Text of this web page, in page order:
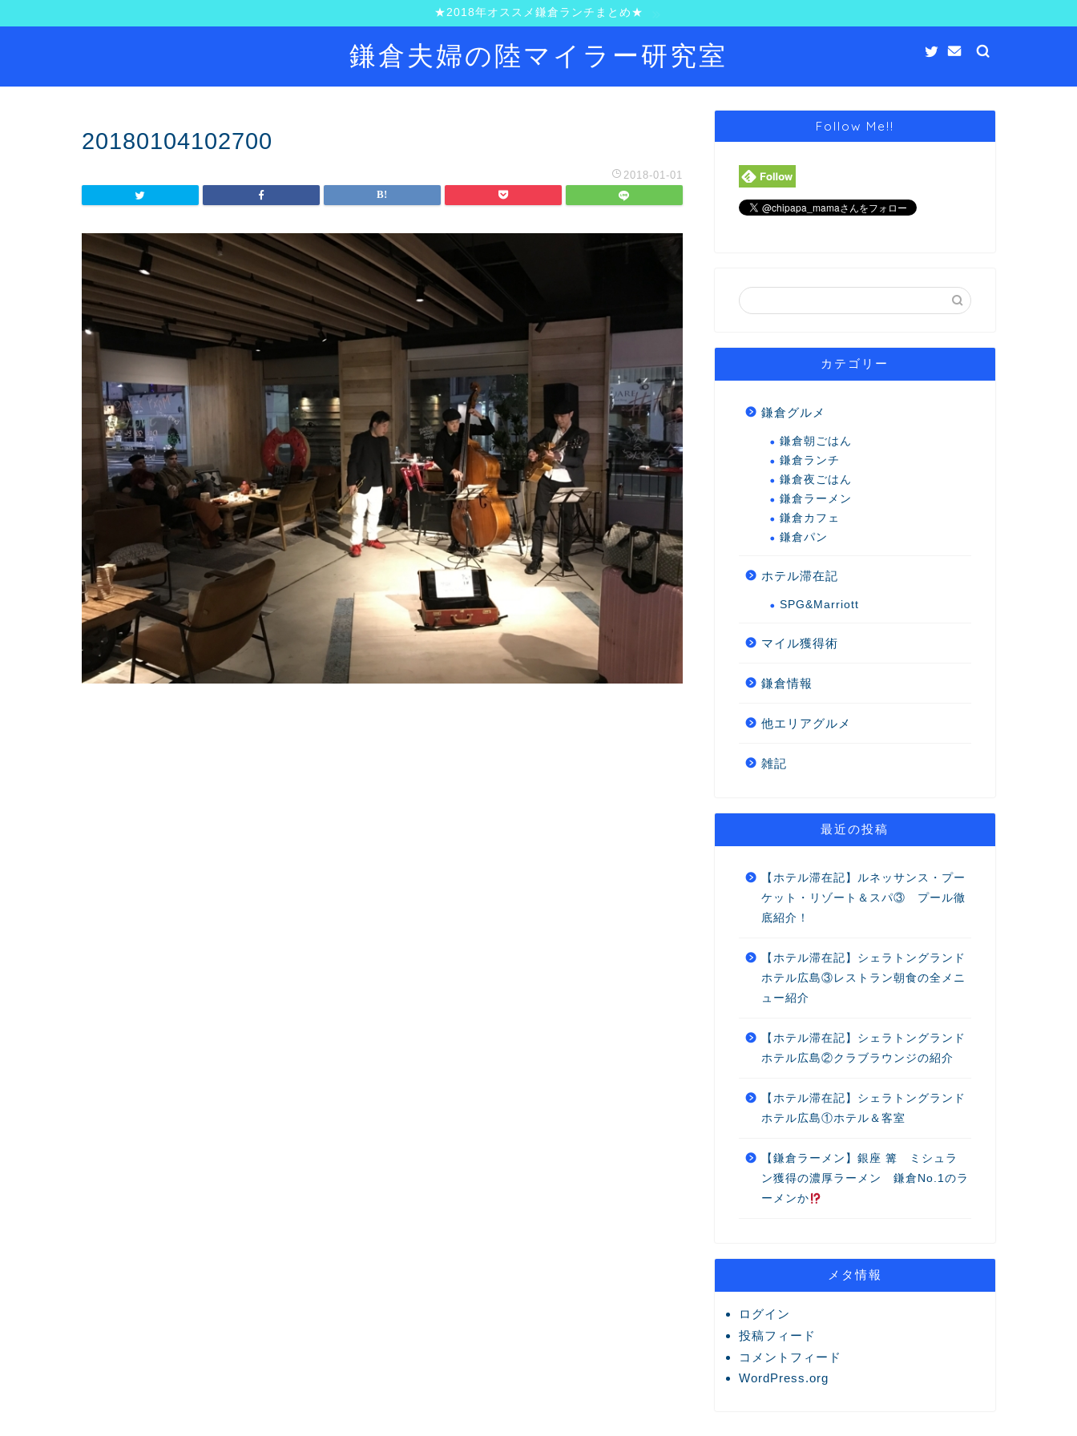
★2018年オススメ鎌倉ランチまとめ★
鎌倉夫婦の陸マイラー研究室
20180104102700
2018-01-01
Follow Me!!
カテゴリー
鎌倉グルメ
鎌倉朝ごはん
鎌倉ランチ
鎌倉夜ごはん
鎌倉ラーメン
鎌倉カフェ
鎌倉パン
ホテル滞在記
SPG&Marriott
マイル獲得術
鎌倉情報
他エリアグルメ
雑記
最近の投稿
【ホテル滞在記】ルネッサンス・プー
ケット・リゾート＆スパ③ プール徹
底紹介！
【ホテル滞在記】シェラトングランド
ホテル広島③レストラン朝食の全メニ
ュー紹介
【ホテル滞在記】シェラトングランド
ホテル広島②クラブラウンジの紹介
【ホテル滞在記】シェラトングランド
ホテル広島①ホテル＆客室
【鎌倉ラーメン】銀座 篝 ミシュラ
ン獲得の濃厚ラーメン 鎌倉No.1のラ
ーメンか
メタ情報
ログイン
投稿フィード
コメントフィード
WordPress.org